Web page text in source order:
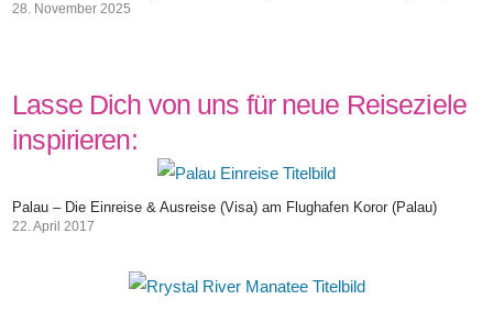
28. November 2025
Lasse Dich von uns für neue Reiseziele
inspirieren:
Palau – Die Einreise & Ausreise (Visa) am Flughafen Koror (Palau)
22. April 2017